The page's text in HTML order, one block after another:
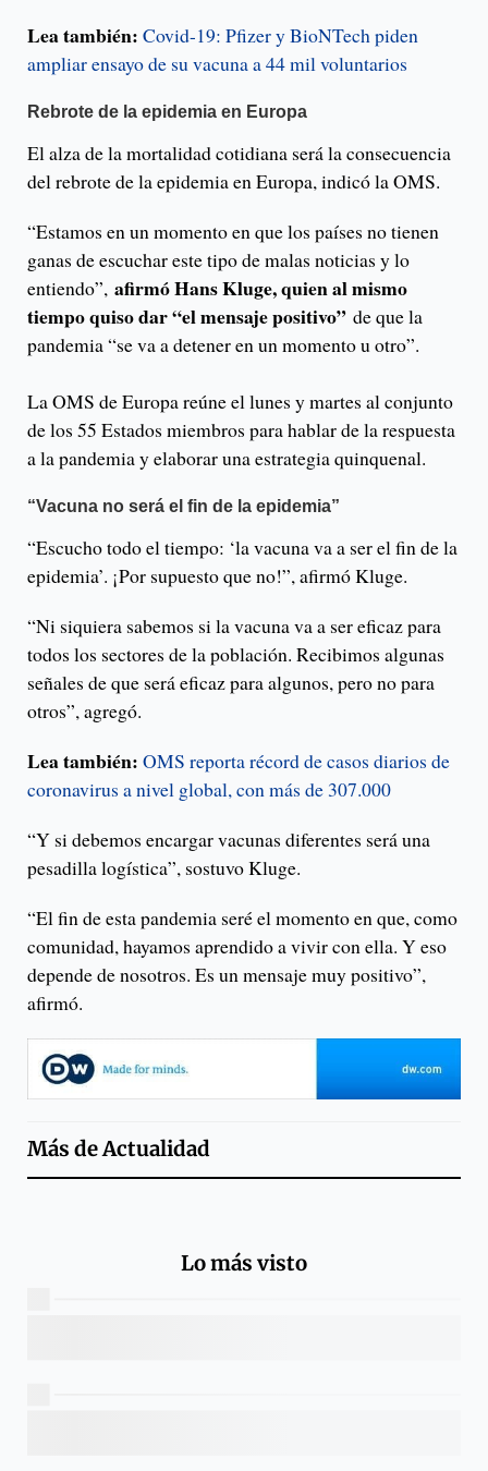
Lea también: Covid-19: Pfizer y BioNTech piden
ampliar ensayo de su vacuna a 44 mil voluntarios
Rebrote de la epidemia en Europa
El alza de la mortalidad cotidiana será la consecuencia
del rebrote de la epidemia en Europa, indicó la OMS.
“Estamos en un momento en que los países no tienen
ganas de escuchar este tipo de malas noticias y lo
entiendo”, afirmó Hans Kluge, quien al mismo
tiempo quiso dar “el mensaje positivo” de que la
pandemia “se va a detener en un momento u otro”.
La OMS de Europa reúne el lunes y martes al conjunto
de los 55 Estados miembros para hablar de la respuesta
a la pandemia y elaborar una estrategia quinquenal.
“Vacuna no será el fin de la epidemia”
“Escucho todo el tiempo: ‘la vacuna va a ser el fin de la
epidemia’. ¡Por supuesto que no!”, afirmó Kluge.
“Ni siquiera sabemos si la vacuna va a ser eficaz para
todos los sectores de la población. Recibimos algunas
señales de que será eficaz para algunos, pero no para
otros”, agregó.
Lea también: OMS reporta récord de casos diarios de
coronavirus a nivel global, con más de 307.000
“Y si debemos encargar vacunas diferentes será una
pesadilla logística”, sostuvo Kluge.
“El fin de esta pandemia seré el momento en que, como
comunidad, hayamos aprendido a vivir con ella. Y eso
depende de nosotros. Es un mensaje muy positivo”,
afirmó.
Más deActualidad
Lo más visto